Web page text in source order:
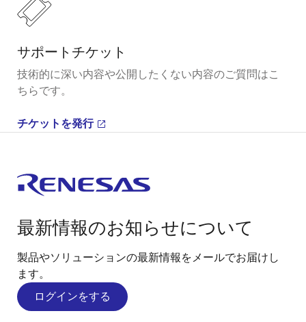
サポートチケット
技術的に深い内容や公開したくない内容のご質問はこ
ちらです。
チケットを発行
最新情報のお知らせについて
製品やソリューションの最新情報をメールでお届けし
ます。
ログインをする